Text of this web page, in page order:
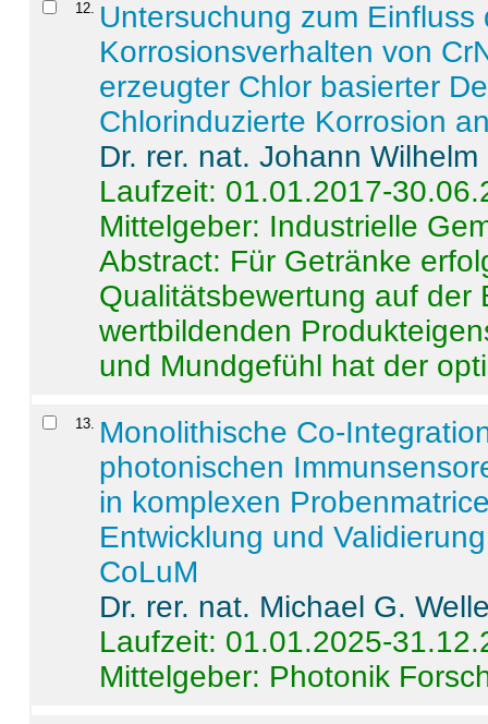
12
Untersuchung zum
Korrosionsverhalten von
erzeugter Chlor basierter
Chlorinduzierte Korrosion
Dr. rer. nat. Johann
Laufzeit: 01.01.2017-
Mittelgeber: Industrielle
Abstract: Für Getränke
Qualitätsbewertung auf der
wertbildenden
und Mundgefühl hat der
13
Monolithische Co-
photonischen
in komplexen
Entwicklung und
CoLuM
Dr. rer. nat. Michael G.
Laufzeit: 01.01.2025-
Mittelgeber: Photonik